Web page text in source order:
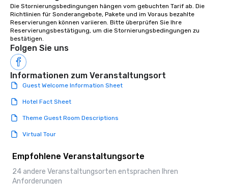
Die Stornierungsbedingungen hängen vom gebuchten Tarif ab. Die
Richtlinien für Sonderangebote, Pakete und im Voraus bezahlte
Reservierungen können variieren. Bitte überprüfen Sie Ihre
Reservierungsbestätigung, um die Stornierungsbedingungen zu
bestätigen.
Folgen Sie uns
Informationen zum Veranstaltungsort
Guest Welcome Information Sheet
Hotel Fact Sheet
Theme Guest Room Descriptions
Virtual Tour
Empfohlene Veranstaltungsorte
24 andere Veranstaltungsorten entsprachen Ihren
Anforderungen